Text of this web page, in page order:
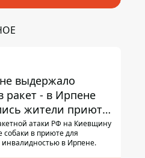
выдержало
ракет - в Ирпене
жители приюта
с инвалидностью
атаки РФ на Киевщину
собаки в приюте для
в Ирпене.